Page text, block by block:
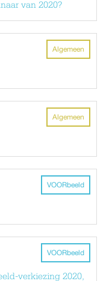
van 2020?
Algemeen
Algemeen
VOORbeeld
VOORbeeld
verkiezing 2020,